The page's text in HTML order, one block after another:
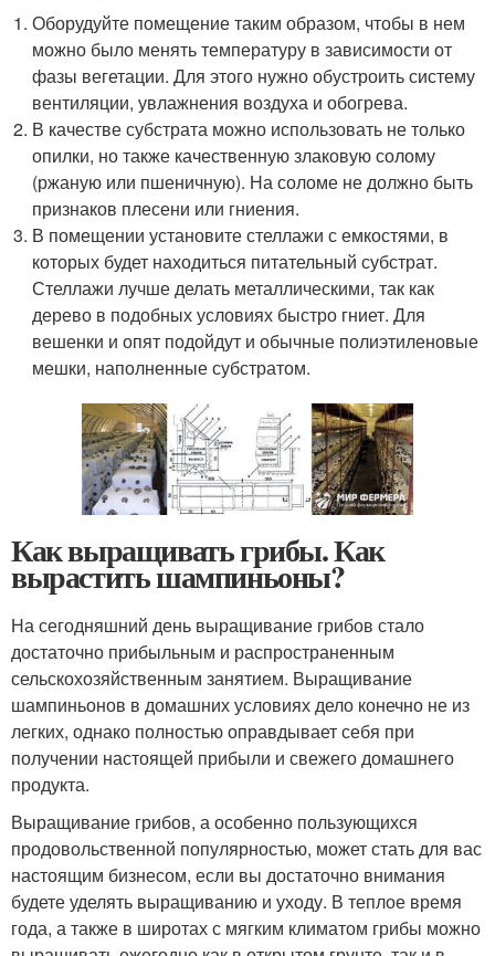
Оборудуйте помещение таким образом, чтобы в нем
можно было менять температуру в зависимости от
фазы вегетации. Для этого нужно обустроить систему
вентиляции, увлажнения воздуха и обогрева.
В качестве субстрата можно использовать не только
опилки, но также качественную злаковую солому
(ржаную или пшеничную). На соломе не должно быть
признаков плесени или гниения.
В помещении установите стеллажи с емкостями, в
которых будет находиться питательный субстрат.
Стеллажи лучше делать металлическими, так как
дерево в подобных условиях быстро гниет. Для
вешенки и опят подойдут и обычные полиэтиленовые
мешки, наполненные субстратом.
Как выращивать грибы. Как
вырастить шампиньоны?
На сегодняшний день выращивание грибов стало
достаточно прибыльным и распространенным
сельскохозяйственным занятием. Выращивание
шампиньонов в домашних условиях дело конечно не из
легких, однако полностью оправдывает себя при
получении настоящей прибыли и свежего домашнего
продукта.
Выращивание грибов, а особенно пользующихся
продовольственной популярностью, может стать для вас
настоящим бизнесом, если вы достаточно внимания
будете уделять выращиванию и уходу. В теплое время
года, а также в широтах с мягким климатом грибы можно